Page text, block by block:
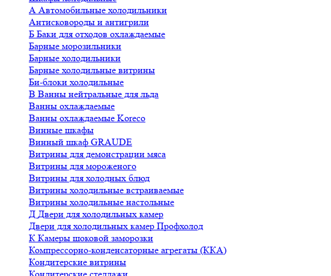
А Автомобильные холодильники
Антисковороды и антигрили
Б Баки для отходов охлаждаемые
Барные морозильники
Барные холодильники
Барные холодильные витрины
Би-блоки холодильные
В Ванны нейтральные для льда
Ванны охлаждаемые
Ванны охлаждаемые Koreco
Винные шкафы
Винный шкаф GRAUDE
Витрины для демонстрации мяса
Витрины для мороженого
Витрины для холодных блюд
Витрины холодильные встраиваемые
Витрины холодильные настольные
Д Двери для холодильных камер
Двери для холодильных камер Профхолод
К Камеры шоковой заморозки
Компрессорно-конденсаторные агрегаты (ККА)
Кондитерские витрины